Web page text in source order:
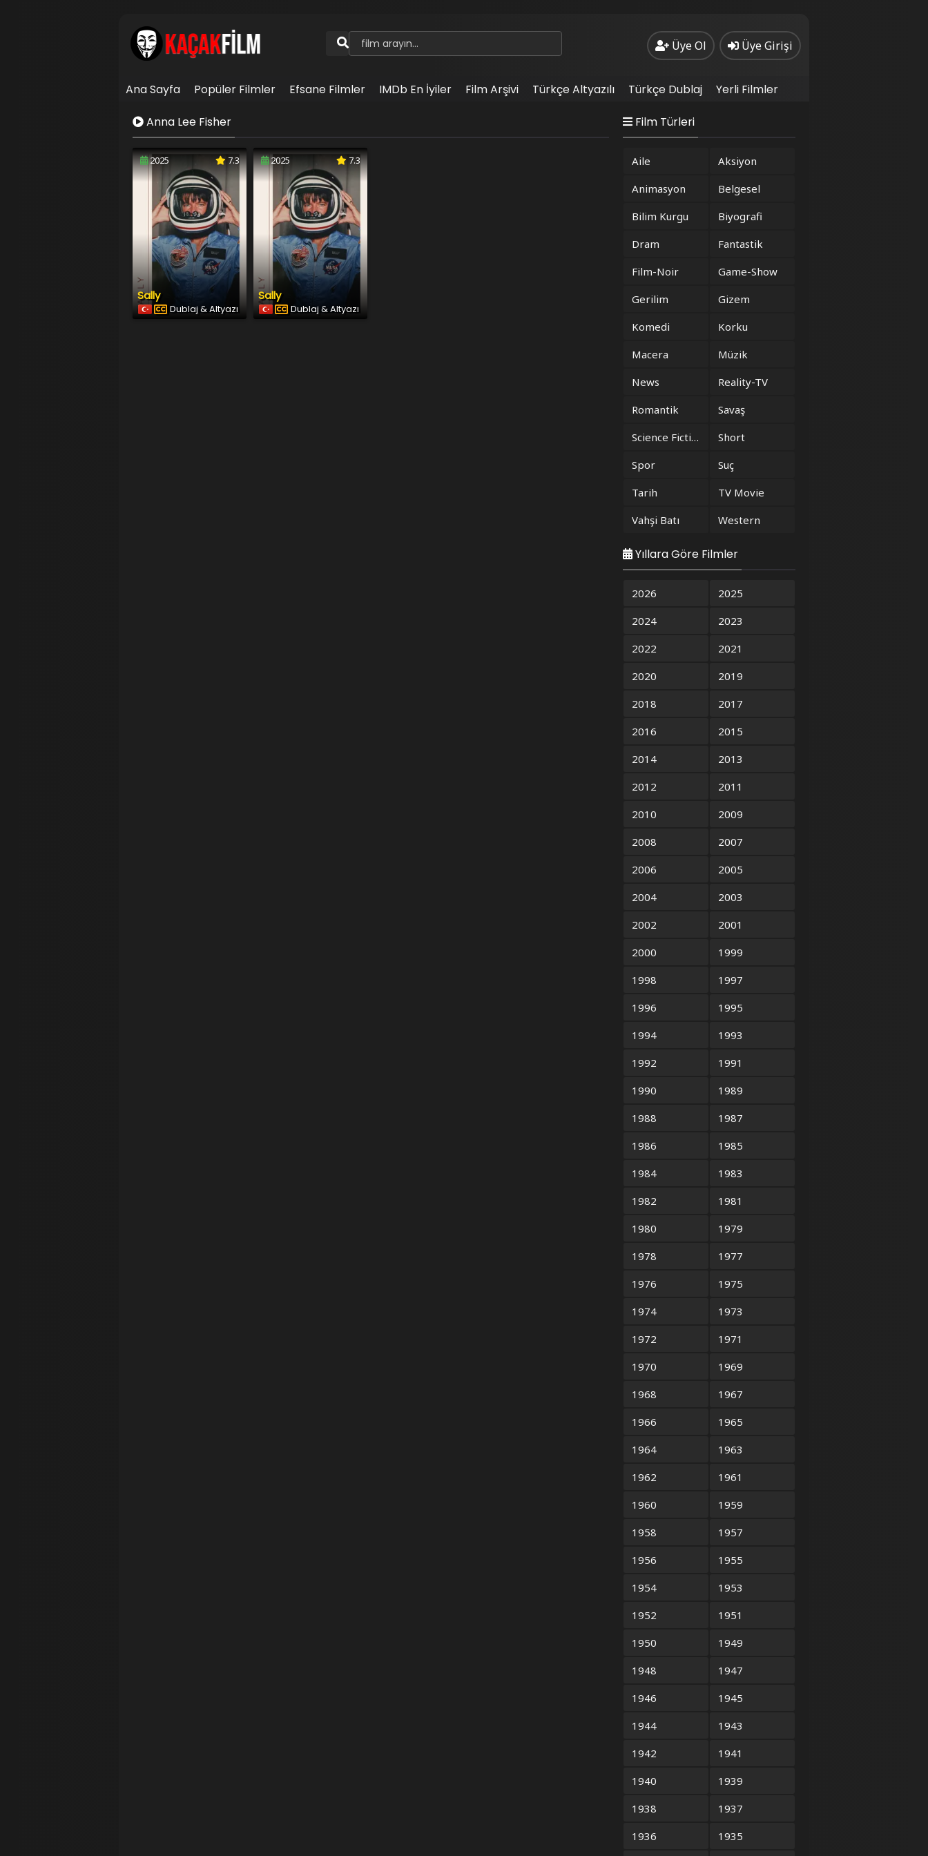
Üye Ol Üye Girişi
Ana Sayfa Popüler Filmler Efsane Filmler IMDb En İyiler Film Arşivi Türkçe Altyazılı Türkçe Dublaj
Yerli Filmler
İletişim
Anna Lee Fisher
2025 7.3
Sally
Dublaj & Altyazı
2025 7.3
Sally
Dublaj & Altyazı
Film Türleri
Aile
Aksiyon
Animasyon
Belgesel
Bilim Kurgu
Biyografi
Dram
Fantastik
Film-Noir
Game-Show
Gerilim
Gizem
Komedi
Korku
Macera
Müzik
News
Reality-TV
Romantik
Savaş
Science Fiction
Short
Spor
Suç
Tarih
TV Movie
Vahşi Batı
Western
Yıllara Göre Filmler
2026
2025
2024
2023
2022
2021
2020
2019
2018
2017
2016
2015
2014
2013
2012
2011
2010
2009
2008
2007
2006
2005
2004
2003
2002
2001
2000
1999
1998
1997
1996
1995
1994
1993
1992
1991
1990
1989
1988
1987
1986
1985
1984
1983
1982
1981
1980
1979
1978
1977
1976
1975
1974
1973
1972
1971
1970
1969
1968
1967
1966
1965
1964
1963
1962
1961
1960
1959
1958
1957
1956
1955
1954
1953
1952
1951
1950
1949
1948
1947
1946
1945
1944
1943
1942
1941
1940
1939
1938
1937
1936
1935